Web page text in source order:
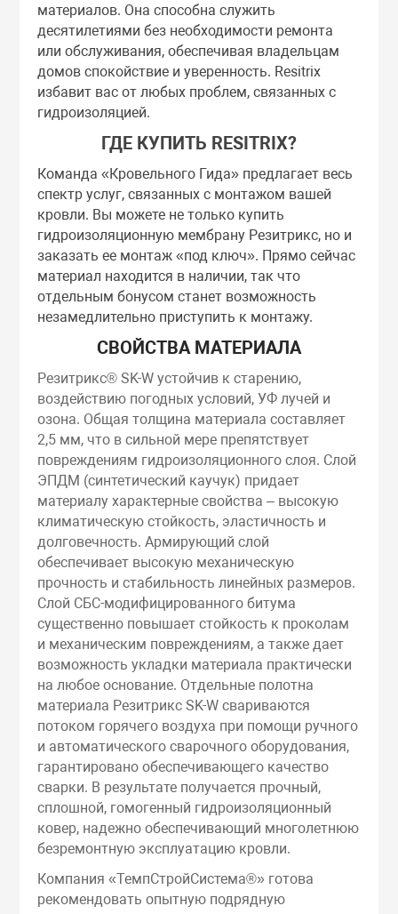
материалов. Она способна служить
десятилетиями без необходимости ремонта
или обслуживания, обеспечивая владельцам
домов спокойствие и уверенность. Resitrix
избавит вас от любых проблем, связанных с
гидроизоляцией.
ГДЕ КУПИТЬ RESITRIX?
Команда «Кровельного Гида» предлагает весь
спектр услуг, связанных с монтажом вашей
кровли. Вы можете не только купить
гидроизоляционную мембрану Резитрикс, но и
заказать ее монтаж «под ключ». Прямо сейчас
материал находится в наличии, так что
отдельным бонусом станет возможность
незамедлительно приступить к монтажу.
СВОЙСТВА МАТЕРИАЛА
Резитрикс® SK-W устойчив к старению,
воздействию погодных условий, УФ лучей и
озона. Общая толщина материала составляет
2,5 мм, что в сильной мере препятствует
повреждениям гидроизоляционного слоя. Слой
ЭПДМ (синтетический каучук) придает
материалу характерные свойства – высокую
климатическую стойкость, эластичность и
долговечность. Армирующий слой
обеспечивает высокую механическую
прочность и стабильность линейных размеров.
Слой СБС-модифицированного битума
существенно повышает стойкость к проколам
и механическим повреждениям, а также дает
возможность укладки материала практически
на любое основание. Отдельные полотна
материала Резитрикс SK-W свариваются
потоком горячего воздуха при помощи ручного
и автоматического сварочного оборудования,
гарантировано обеспечивающего качество
сварки. В результате получается прочный,
сплошной, гомогенный гидроизоляционный
ковер, надежно обеспечивающий многолетнюю
безремонтную эксплуатацию кровли.
Компания «ТемпСтройСистема®» готова
рекомендовать опытную подрядную